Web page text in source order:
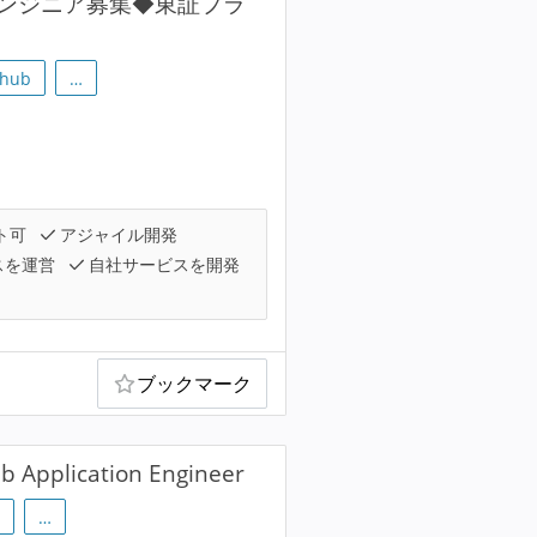
…
可
アジャイル開発
運営
自社サービスを開発
ブックマーク
Application Engineer
…